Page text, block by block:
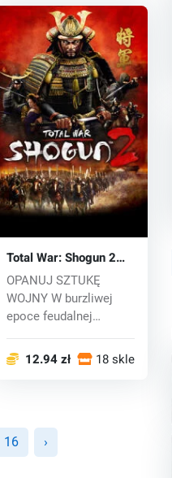
Total War: Shogun 2
(PC) CD key
OPANUJ SZTUKĘ
WOJNY W burzliwej
epoce feudalnej
niekończą...
12.94 zł 18 sklepy
16 ›